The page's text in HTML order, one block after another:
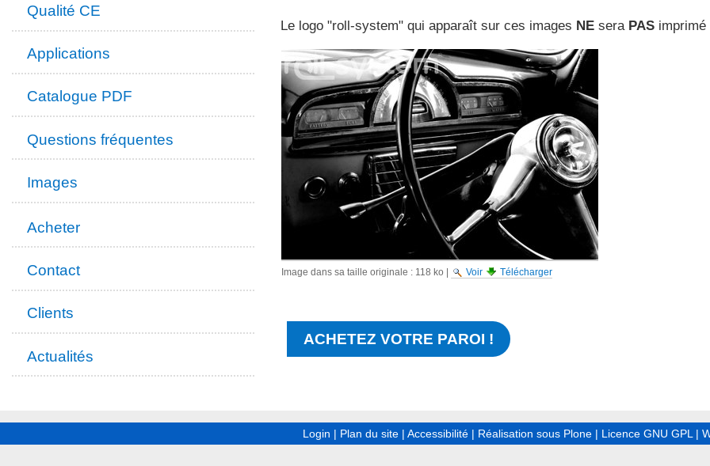
Le logo "roll-system" qui apparaît sur ces images NEsera PASimprimé
Image dans sa taille originale : 118 ko Voir Télécharger
ACHETEZ VOTRE PAROI !
Qualité CE
Applications
Catalogue PDF
Questions fréquentes
Images
Acheter
Contact
Clients
Actualités
Login | Plan du site| Accessibilité| Réalisation sous Plone| Licence GNU GPL |